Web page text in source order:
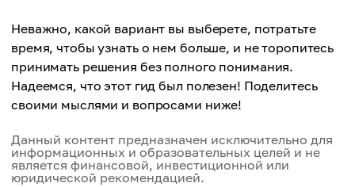
Неважно, какой вариант вы выберете, потратьте
время, чтобы узнать о нем больше, и не торопитесь
принимать решения без полного понимания.
Надеемся, что этот гид был полезен! Поделитесь
своими мыслями и вопросами ниже!
Данный контент предназначен исключительно для
информационных и образовательных целей и не
является финансовой, инвестиционной или
юридической рекомендацией.